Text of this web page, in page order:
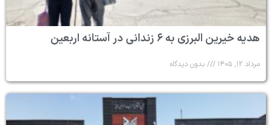
هدیه خیرین البرزی به ۶ زندانی در آستانه اربعین
مرداد ۱۲, ۱۴۰۵ بدون دیدگاه